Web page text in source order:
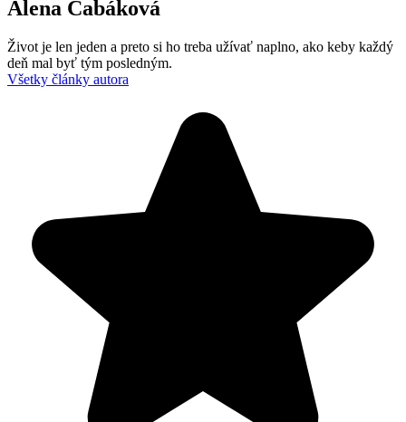
Alena Čabáková
Život je len jeden a preto si ho treba užívať naplno, ako keby každý
deň mal byť tým posledným.
Všetky články autora